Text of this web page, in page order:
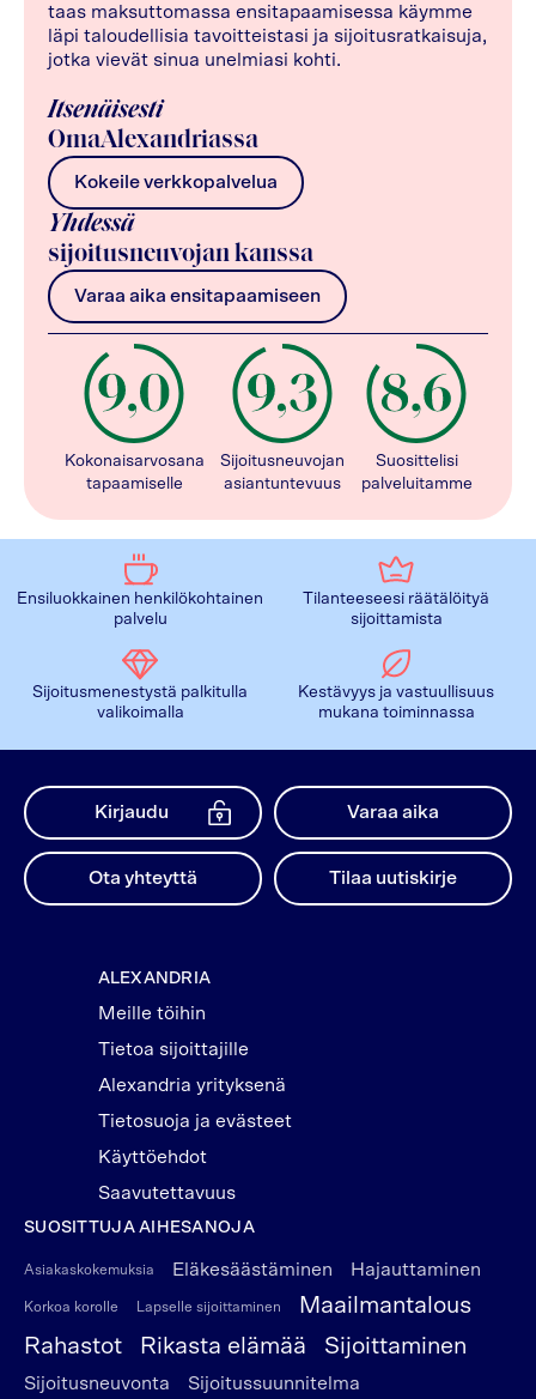
taas maksuttomassa ensitapaamisessa käymme
läpi taloudellisia tavoitteistasi ja sijoitusratkaisuja,
jotka vievät sinua unelmiasi kohti.
Itsenäisesti
OmaAlexandriassa
Kokeile verkkopalvelua
Yhdessä
sijoitusneuvojan kanssa
Varaa aika ensitapaamiseen
Kokonaisarvosana
tapaamiselle
Sijoitusneuvojan
asiantuntevuus
Suosittelisi
palveluitamme
Ensiluokkainen henkilökohtainen
palvelu
Tilanteeseesi räätälöityä
sijoittamista
Sijoitusmenestystä palkitulla
valikoimalla
Kestävyys ja vastuullisuus
mukana toiminnassa
Kirjaudu Varaa aika
Ota yhteyttä Tilaa uutiskirje
ALEXANDRIA
Meille töihin
Tietoa sijoittajille
Alexandria yrityksenä
Tietosuoja ja evästeet
Käyttöehdot
Saavutettavuus
SUOSITTUJA AIHESANOJA
Asiakaskokemuksia Eläkesäästäminen Hajauttaminen
Korkoa korolle Lapselle sijoittaminen
Maailmantalous
Rahastot
Rikasta elämää Sijoittaminen
Sijoitusneuvonta Sijoitussuunnitelma